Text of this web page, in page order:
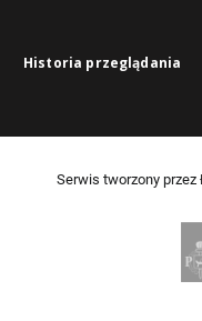
Historia przeglądania
Serwis tworzony